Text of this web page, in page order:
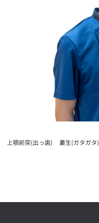
上顎前突(出っ歯) 叢生(ガタガタ)